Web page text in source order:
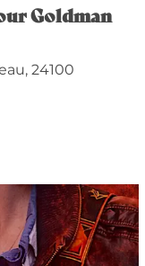
Goldman
24100